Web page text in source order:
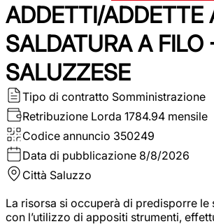
ADDETTI/ADDETTE
SALDATURA A FILO
SALUZZESE
Tipo di contratto Somministrazione
Retribuzione Lorda 1784.94 mensile
Codice annuncio 350249
Data di pubblicazione 8/8/2026
Città Saluzzo
La risorsa si occuperà di predisporre
con l’utilizzo di appositi strumenti,